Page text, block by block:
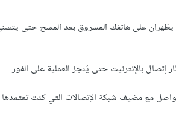
على هاتفك المسروق بعد المسح حتى
بالإنترنيت حتى يُنجز العملية على الفور
مع مضيف شبكة الإتصالات التي كنت